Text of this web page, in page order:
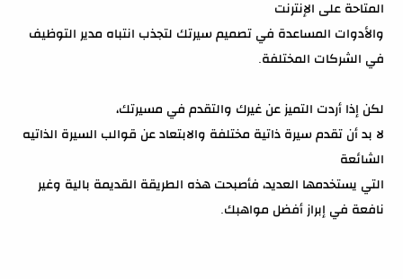
المتاحة على الإنترنت
والأدوات المساعدة في تصميم سيرتك لتجذب انتباه مدير التوظيف
في الشركات المختلفة.
لكن إذا أردت التميز عن غيرك والتقدم في مسيرتك،
لا بد أن تقدم سيرة ذاتية مختلفة والابتعاد عن قوالب السيرة الذاتيه
الشائعة
التي يستخدمها العديد، فأصبحت هذه الطريقة القديمة بالية وغير
نافعة في إبراز أفضل مواهبك.